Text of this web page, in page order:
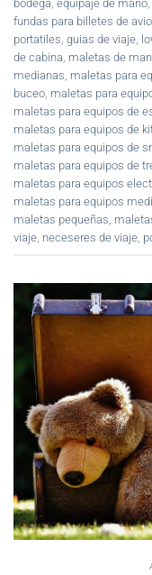
bodega, equipaje de mano,
fundas para billetes de
portatiles, guias de viaje,
de cabina, maletas de
medianas, maletas para
buceo, maletas para
maletas para equipos de
maletas para equipos de
maletas para equipos de
maletas para equipos de
maletas para equipos
maletas para equipos
maletas pequeñas,
viaje, neceseres de viaje,